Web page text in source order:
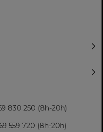
830 250 (8h-20h)
559 720 (8h-20h)